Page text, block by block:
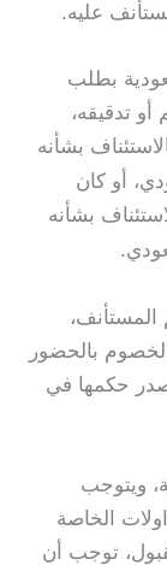
عليه.
بطلب
تدقيقه،
بشأنه
أو كان
بشأنه
بالحضور
حكمها في
ويتوجب
الخاصة
توجب أن